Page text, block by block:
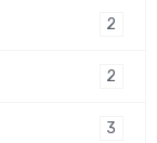
2
2
3